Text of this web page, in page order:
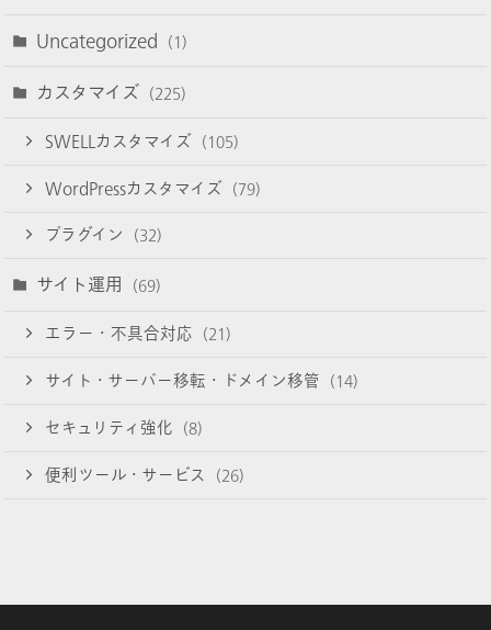
Uncategorized (1)
カスタマイズ (225)
SWELLカスタマイズ (105)
WordPressカスタマイズ (79)
プラグイン (32)
サイト運用 (69)
エラー・不具合対応 (21)
サイト・サーバー移転・ドメイン移管 (14)
セキュリティ強化 (8)
便利ツール・サービス (26)